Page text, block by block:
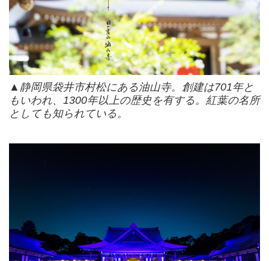
▲静岡県袋井市村松にある油山寺。創建は701年と
もいわれ、1300年以上の歴史を有する。紅葉の名所
としても知られている。